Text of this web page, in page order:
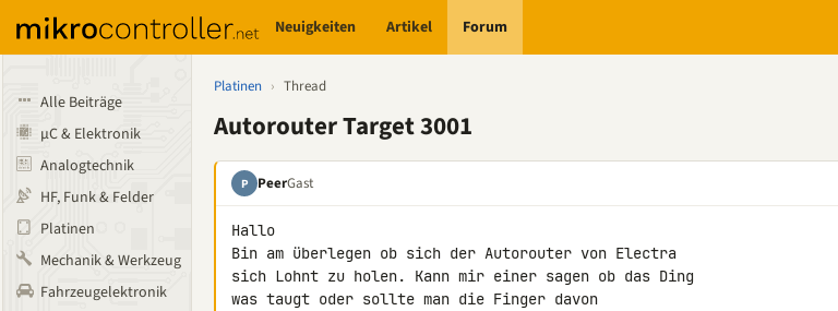
Neuigkeiten Artikel Forum
Alle Beiträge
µC & Elektronik
Analogtechnik
HF, Funk & Felder
Platinen
Mechanik & Werkzeug
Fahrzeugelektronik
Platinen › Thread
Autorouter Target 3001
P PeerGast
Hallo
Bin am überlegen ob sich der Autorouter von Electra
sich Lohnt zu holen. Kann mir einer sagen ob das Ding
was taugt oder sollte man die Finger davon